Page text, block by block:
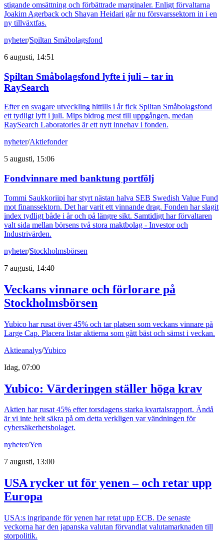
stigande omsättning och förbättrade marginaler. Enligt förvaltarna
Joakim Agerback och Shayan Heidari går nu försvarssektorn in i en
ny tillväxtfas.
nyheter/Spiltan Småbolagsfond
6 augusti, 14:51
Spiltan Småbolagsfond lyfte i juli – tar in
RaySearch
Efter en svagare utveckling hittills i år fick Spiltan Småbolagsfond
ett tydligt lyft i juli. Mips bidrog mest till uppgången, medan
RaySearch Laboratories är ett nytt innehav i fonden.
nyheter/Aktiefonder
5 augusti, 15:06
Fondvinnare med banktung portfölj
Tommi Saukkoriipi har styrt nästan halva SEB Swedish Value Fund
mot finanssektorn. Det har varit ett vinnande drag. Fonden har slagit
index tydligt både i år och på längre sikt. Samtidigt har förvaltaren
valt sida mellan börsens två stora maktbolag - Investor och
Industrivärden.
nyheter/Stockholmsbörsen
7 augusti, 14:40
Veckans vinnare och förlorare på
Stockholmsbörsen
Yubico har rusat över 45% och tar platsen som veckans vinnare på
Large Cap. Placera listar aktierna som gått bäst och sämst i veckan.
Aktieanalys/Yubico
Idag, 07:00
Yubico: Värderingen ställer höga krav
Aktien har rusat 45% efter torsdagens starka kvartalsrapport. Ändå
är vi inte helt säkra på om detta verkligen var vändningen för
cybersäkerhetsbolaget.
nyheter/Yen
7 augusti, 13:00
USA rycker ut för yenen – och retar upp
Europa
USA:s ingripande för yenen har retat upp ECB. De senaste
veckorna har den japanska valutan förvandlat valutamarknaden till
storpolitik.